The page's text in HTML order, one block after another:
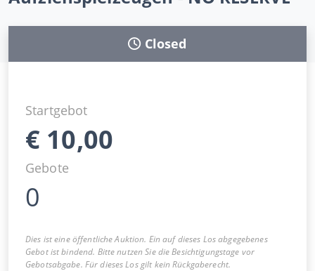
Closed
Startgebot
€ 10,00
Gebote
0
Dies ist eine öffentliche Auktion. Ein auf dieses Los abgegebenes
Gebot ist bindend. Bitte nutzen Sie die Besichtigungstage vor
Gebotsabgabe. Für dieses Los gilt kein Rückgaberecht.